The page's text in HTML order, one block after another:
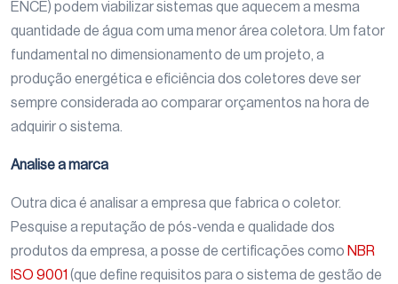
ENCE) podem viabilizar sistemas que aquecem a mesma
quantidade de água com uma menor área coletora. Um fator
fundamental no dimensionamento de um projeto, a
produção energética e eficiência dos coletores deve ser
sempre considerada ao comparar orçamentos na hora de
adquirir o sistema.
Analise a marca
Outra dica é analisar a empresa que fabrica o coletor.
Pesquise a reputação de pós-venda e qualidade dos
produtos da empresa, a posse de certificações como NBR
ISO 9001 (que define requisitos para o sistema de gestão de